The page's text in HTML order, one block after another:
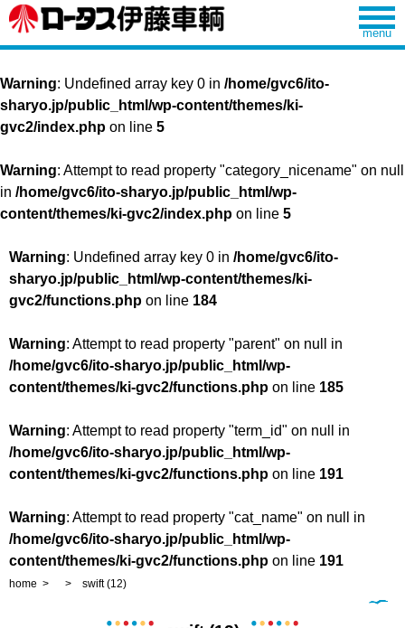
Warning: Undefined array key 0 in /home/gvc6/ito-
sharyo.jp/public_html/wp-content/themes/ki-
gvc2/index.php on line 5
Warning: Attempt to read property "category_nicename" on null
in /home/gvc6/ito-sharyo.jp/public_html/wp-
content/themes/ki-gvc2/index.php on line 5
Warning: Undefined array key 0 in /home/gvc6/ito-
sharyo.jp/public_html/wp-content/themes/ki-
gvc2/functions.php on line 184
Warning: Attempt to read property "parent" on null in
/home/gvc6/ito-sharyo.jp/public_html/wp-
content/themes/ki-gvc2/functions.php on line 185
Warning: Attempt to read property "term_id" on null in
/home/gvc6/ito-sharyo.jp/public_html/wp-
content/themes/ki-gvc2/functions.php on line 191
Warning: Attempt to read property "cat_name" on null in
/home/gvc6/ito-sharyo.jp/public_html/wp-
content/themes/ki-gvc2/functions.php on line 191
home swift (12)